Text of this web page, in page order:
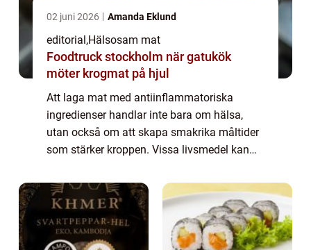
02 juni 2026 Amanda Eklund
editorial,Hälsosam mat
Foodtruck stockholm när gatukök
möter krogmat på hjul
Att laga mat med antiinflammatoriska
ingredienser handlar inte bara om hälsa,
utan också om att skapa smakrika måltider
som stärker kroppen. Vissa livsmedel kan
energ...